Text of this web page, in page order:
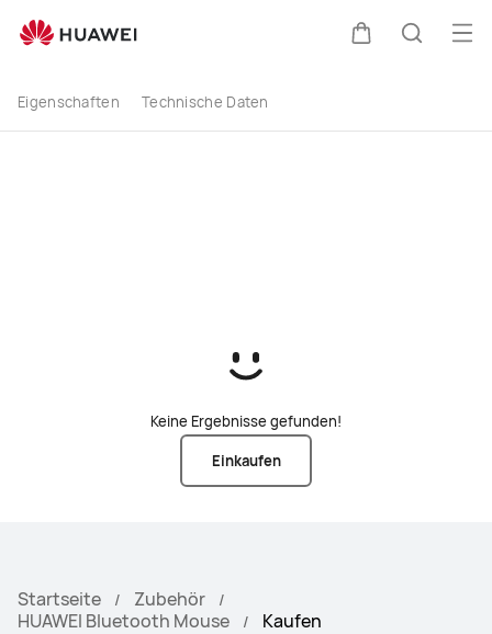
buy
Eigenschaften Technische Daten
Keine Ergebnisse gefunden!
Einkaufen
Startseite
Zubehör
HUAWEI Bluetooth Mouse
Kaufen